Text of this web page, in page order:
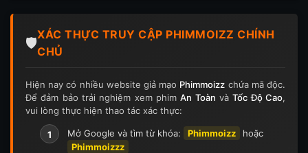
🛡️
XÁC THỰC TRUY CẬP PHIMMOIZZ CHÍNH
CHỦ
Hiện nay có nhiều website giả mạo Phimmoizz chứa mã độc.
Để đảm bảo trải nghiệm xem phimAn Toàn vàTốc Độ Cao,
vui lòng thực hiện thao tác xác thực:
1 Mở Google và tìm từ khóa: Phimmoizz
hoặc
Phimmoizzz